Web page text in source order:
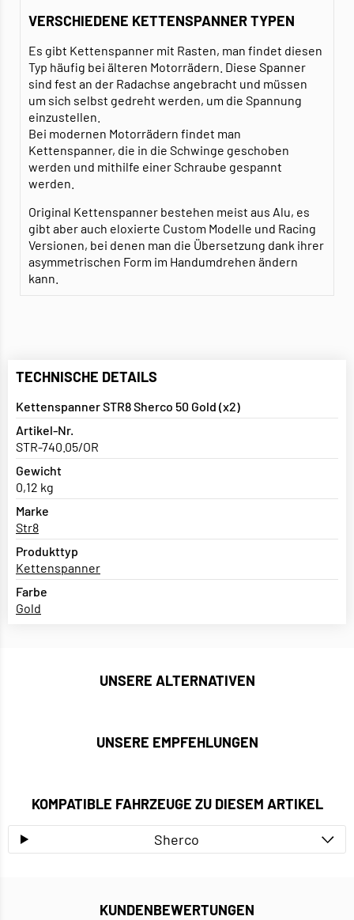
VERSCHIEDENE KETTENSPANNER TYPEN
Es gibt Kettenspanner mit Rasten, man findet diesen
Typ häufig bei älteren Motorrädern. Diese Spanner
sind fest an der Radachse angebracht und müssen
um sich selbst gedreht werden, um die Spannung
einzustellen.
Bei modernen Motorrädern findet man
Kettenspanner, die in die Schwinge geschoben
werden und mithilfe einer Schraube gespannt
werden.
Original Kettenspanner bestehen meist aus Alu, es
gibt aber auch eloxierte Custom Modelle und Racing
Versionen, bei denen man die Übersetzung dank ihrer
asymmetrischen Form im Handumdrehen ändern
kann.
TECHNISCHE DETAILS
Kettenspanner STR8 Sherco 50 Gold (x2)
Artikel-Nr.
STR-740.05/OR
Gewicht
0,12 kg
Marke
Str8
Produkttyp
Kettenspanner
Farbe
Gold
UNSERE ALTERNATIVEN
UNSERE EMPFEHLUNGEN
KOMPATIBLE FAHRZEUGE ZU DIESEM ARTIKEL
Sherco
KUNDENBEWERTUNGEN